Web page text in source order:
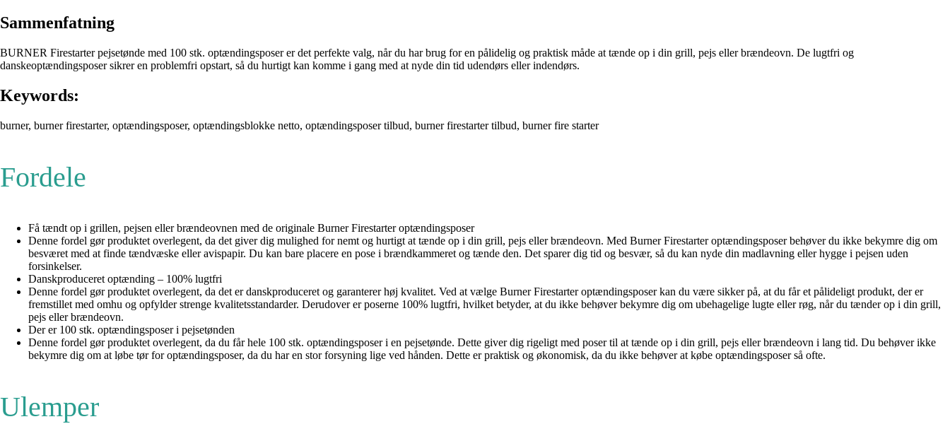
Sammenfatning
BURNER Firestarter pejsetønde med 100 stk. optændingsposer er det perfekte valg, når du har brug for en pålidelig og praktisk måde at tænde op i din grill, pejs eller brændeovn. De lugtfri og
danskeoptændingsposer sikrer en problemfri opstart, så du hurtigt kan komme i gang med at nyde din tid udendørs eller indendørs.
Keywords:
burner, burner firestarter, optændingsposer, optændingsblokke netto, optændingsposer tilbud, burner firestarter tilbud, burner fire starter
Fordele
Få tændt op i grillen, pejsen eller brændeovnen med de originale Burner Firestarter optændingsposer
Denne fordel gør produktet overlegent, da det giver dig mulighed for nemt og hurtigt at tænde op i din grill, pejs eller brændeovn. Med Burner Firestarter optændingsposer behøver du ikke bekymre dig om
besværet med at finde tændvæske eller avispapir. Du kan bare placere en pose i brændkammeret og tænde den. Det sparer dig tid og besvær, så du kan nyde din madlavning eller hygge i pejsen uden
forsinkelser.
Danskproduceret optænding – 100% lugtfri
Denne fordel gør produktet overlegent, da det er danskproduceret og garanterer høj kvalitet. Ved at vælge Burner Firestarter optændingsposer kan du være sikker på, at du får et pålideligt produkt, der er
fremstillet med omhu og opfylder strenge kvalitetsstandarder. Derudover er poserne 100% lugtfri, hvilket betyder, at du ikke behøver bekymre dig om ubehagelige lugte eller røg, når du tænder op i din grill,
pejs eller brændeovn.
Der er 100 stk. optændingsposer i pejsetønden
Denne fordel gør produktet overlegent, da du får hele 100 stk. optændingsposer i en pejsetønde. Dette giver dig rigeligt med poser til at tænde op i din grill, pejs eller brændeovn i lang tid. Du behøver ikke
bekymre dig om at løbe tør for optændingsposer, da du har en stor forsyning lige ved hånden. Dette er praktisk og økonomisk, da du ikke behøver at købe optændingsposer så ofte.
Ulemper